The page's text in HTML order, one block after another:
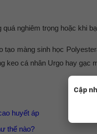
nghiêm trọng hoặc khi
tạo màng sinh học
keo cá nhân Urgo hay gạc
huyết áp
thế nào?
Cập